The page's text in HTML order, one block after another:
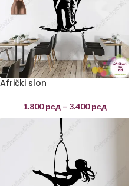
Afrički slon
1.800рсд – 3.400рсд